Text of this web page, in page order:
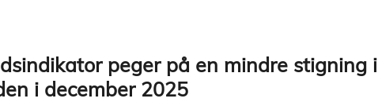
peger på en mindre stigning i
i december 2025